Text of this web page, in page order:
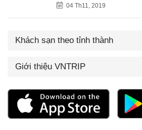
04 Th11, 2019
Khách sạn theo tỉnh thành
Giới thiệu VNTRIP